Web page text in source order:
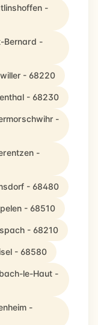
-
Bernard -
- 68220
- 68230
-
-
- 68480
- 68510
- 68210
- 68580
le-Haut -
-